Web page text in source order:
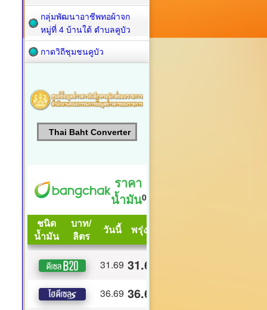
กลุ่มพัฒนาอาชีพทอผ้าจก
หมู่ที่ 4 บ้านใต้ ตำบลคูบัว
กาดวิถีชุมชนคูบัว
Thai Baht Converter